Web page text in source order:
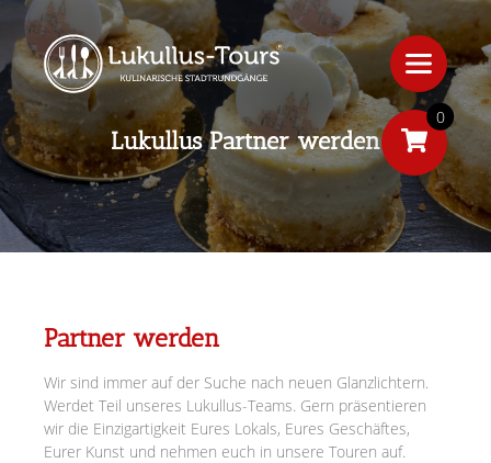
Lukullus Partner werden
Partner werden
Wir sind immer auf der Suche nach neuen Glanzlichtern.
Werdet Teil unseres Lukullus-Teams. Gern präsentieren
wir die Einzigartigkeit Eures Lokals, Eures Geschäftes,
Eurer Kunst und nehmen euch in unsere Touren auf.
0